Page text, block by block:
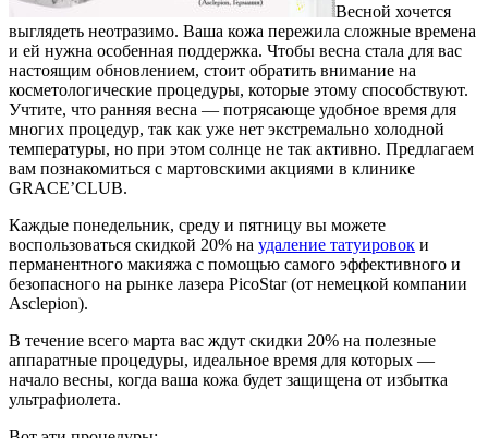
Весной хочется
выглядеть неотразимо. Ваша кожа пережила сложные времена
и ей нужна особенная поддержка. Чтобы весна стала для вас
настоящим обновлением, стоит обратить внимание на
косметологические процедуры, которые этому способствуют.
Учтите, что ранняя весна — потрясающе удобное время для
многих процедур, так как уже нет экстремально холодной
температуры, но при этом солнце не так активно. Предлагаем
вам познакомиться с мартовскими акциями в клинике
GRACE’CLUB.
Каждые понедельник, среду и пятницу вы можете
воспользоваться скидкой 20% на удаление татуировок и
перманентного макияжа с помощью самого эффективного и
безопасного на рынке лазера PicoStar (от немецкой компании
Asclepion).
В течение всего марта вас ждут скидки 20% на полезные
аппаратные процедуры, идеальное время для которых —
начало весны, когда ваша кожа будет защищена от избытка
ультрафиолета.